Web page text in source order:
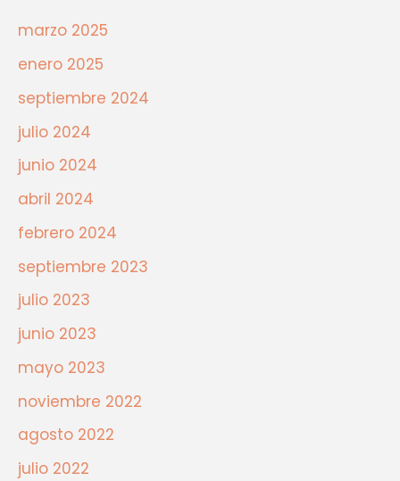
marzo 2025
enero 2025
septiembre 2024
julio 2024
junio 2024
abril 2024
febrero 2024
septiembre 2023
julio 2023
junio 2023
mayo 2023
noviembre 2022
agosto 2022
julio 2022